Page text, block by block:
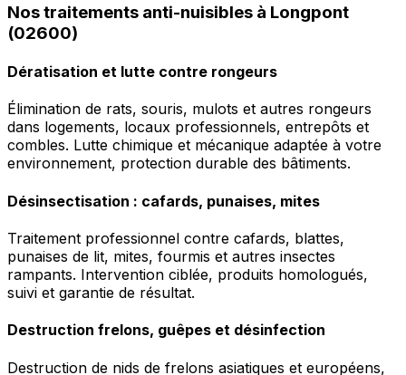
Nos traitements anti-nuisibles à Longpont
(02600)
Dératisation et lutte contre rongeurs
Élimination de rats, souris, mulots et autres rongeurs
dans logements, locaux professionnels, entrepôts et
combles. Lutte chimique et mécanique adaptée à votre
environnement, protection durable des bâtiments.
Désinsectisation : cafards, punaises, mites
Traitement professionnel contre cafards, blattes,
punaises de lit, mites, fourmis et autres insectes
rampants. Intervention ciblée, produits homologués,
suivi et garantie de résultat.
Destruction frelons, guêpes et désinfection
Destruction de nids de frelons asiatiques et européens,